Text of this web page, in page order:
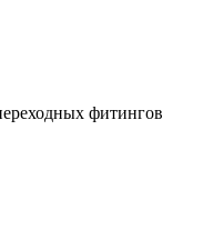
фитингов